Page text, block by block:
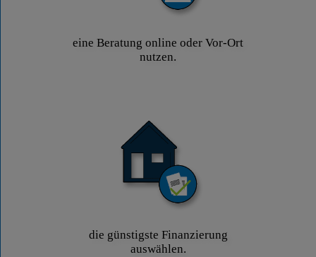
eine Beratung online oder Vor-Ort
nutzen.
die günstigste Finanzierung
auswählen.